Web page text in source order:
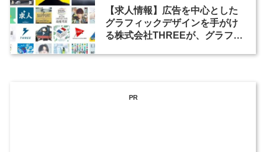
【求人情報】広告を中心とした
グラフィックデザインを手がけ
る株式会社THREEが、グラフィ
PR